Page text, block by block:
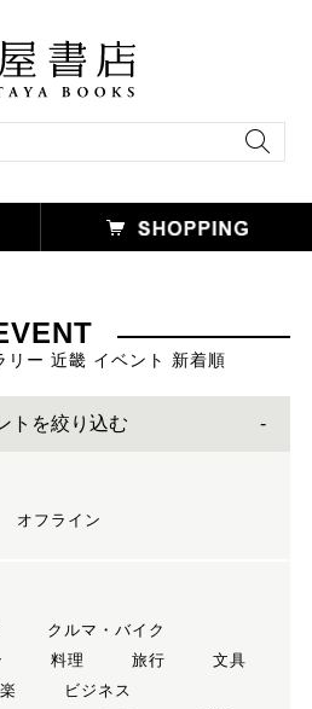
リー 近畿 イベント 新着順
トを絞り込む
オフライン
クルマ・バイク
料理 旅行
文具
ビジネス